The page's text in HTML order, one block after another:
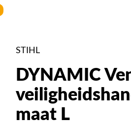
STIHL
DYNAMIC
maat L